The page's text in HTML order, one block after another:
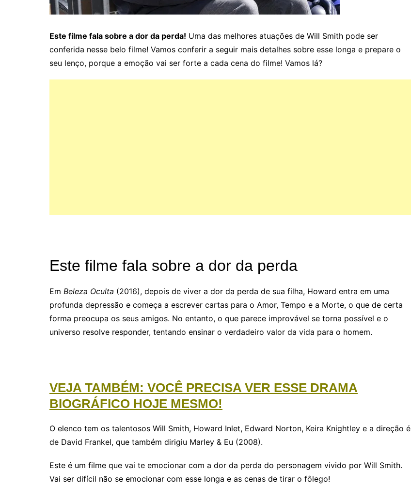
Este filme fala sobre a dor da perda! Uma das melhores atuações de Will Smith pode ser
conferida nesse belo filme! Vamos conferir a seguir mais detalhes sobre esse longa e prepare o
seu lenço, porque a emoção vai ser forte a cada cena do filme! Vamos lá?
Este filme fala sobre a dor da perda
Em Beleza Oculta (2016), depois de viver a dor da perda de sua filha, Howard entra em uma
profunda depressão e começa a escrever cartas para o Amor, Tempo e a Morte, o que de certa
forma preocupa os seus amigos. No entanto, o que parece improvável se torna possível e o
universo resolve responder, tentando ensinar o verdadeiro valor da vida para o homem.
VEJA TAMBÉM: VOCÊ PRECISA VER ESSE DRAMA
BIOGRÁFICO HOJE MESMO!
O elenco tem os talentosos Will Smith, Howard Inlet, Edward Norton, Keira Knightley e a direção é
de David Frankel, que também dirigiu Marley & Eu (2008).
Este é um filme que vai te emocionar com a dor da perda do personagem vivido por Will Smith.
Vai ser difícil não se emocionar com esse longa e as cenas de tirar o fôlego!